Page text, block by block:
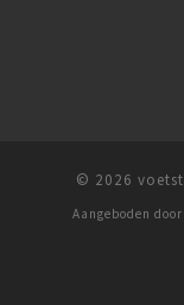
© 2026
Aangeboden door